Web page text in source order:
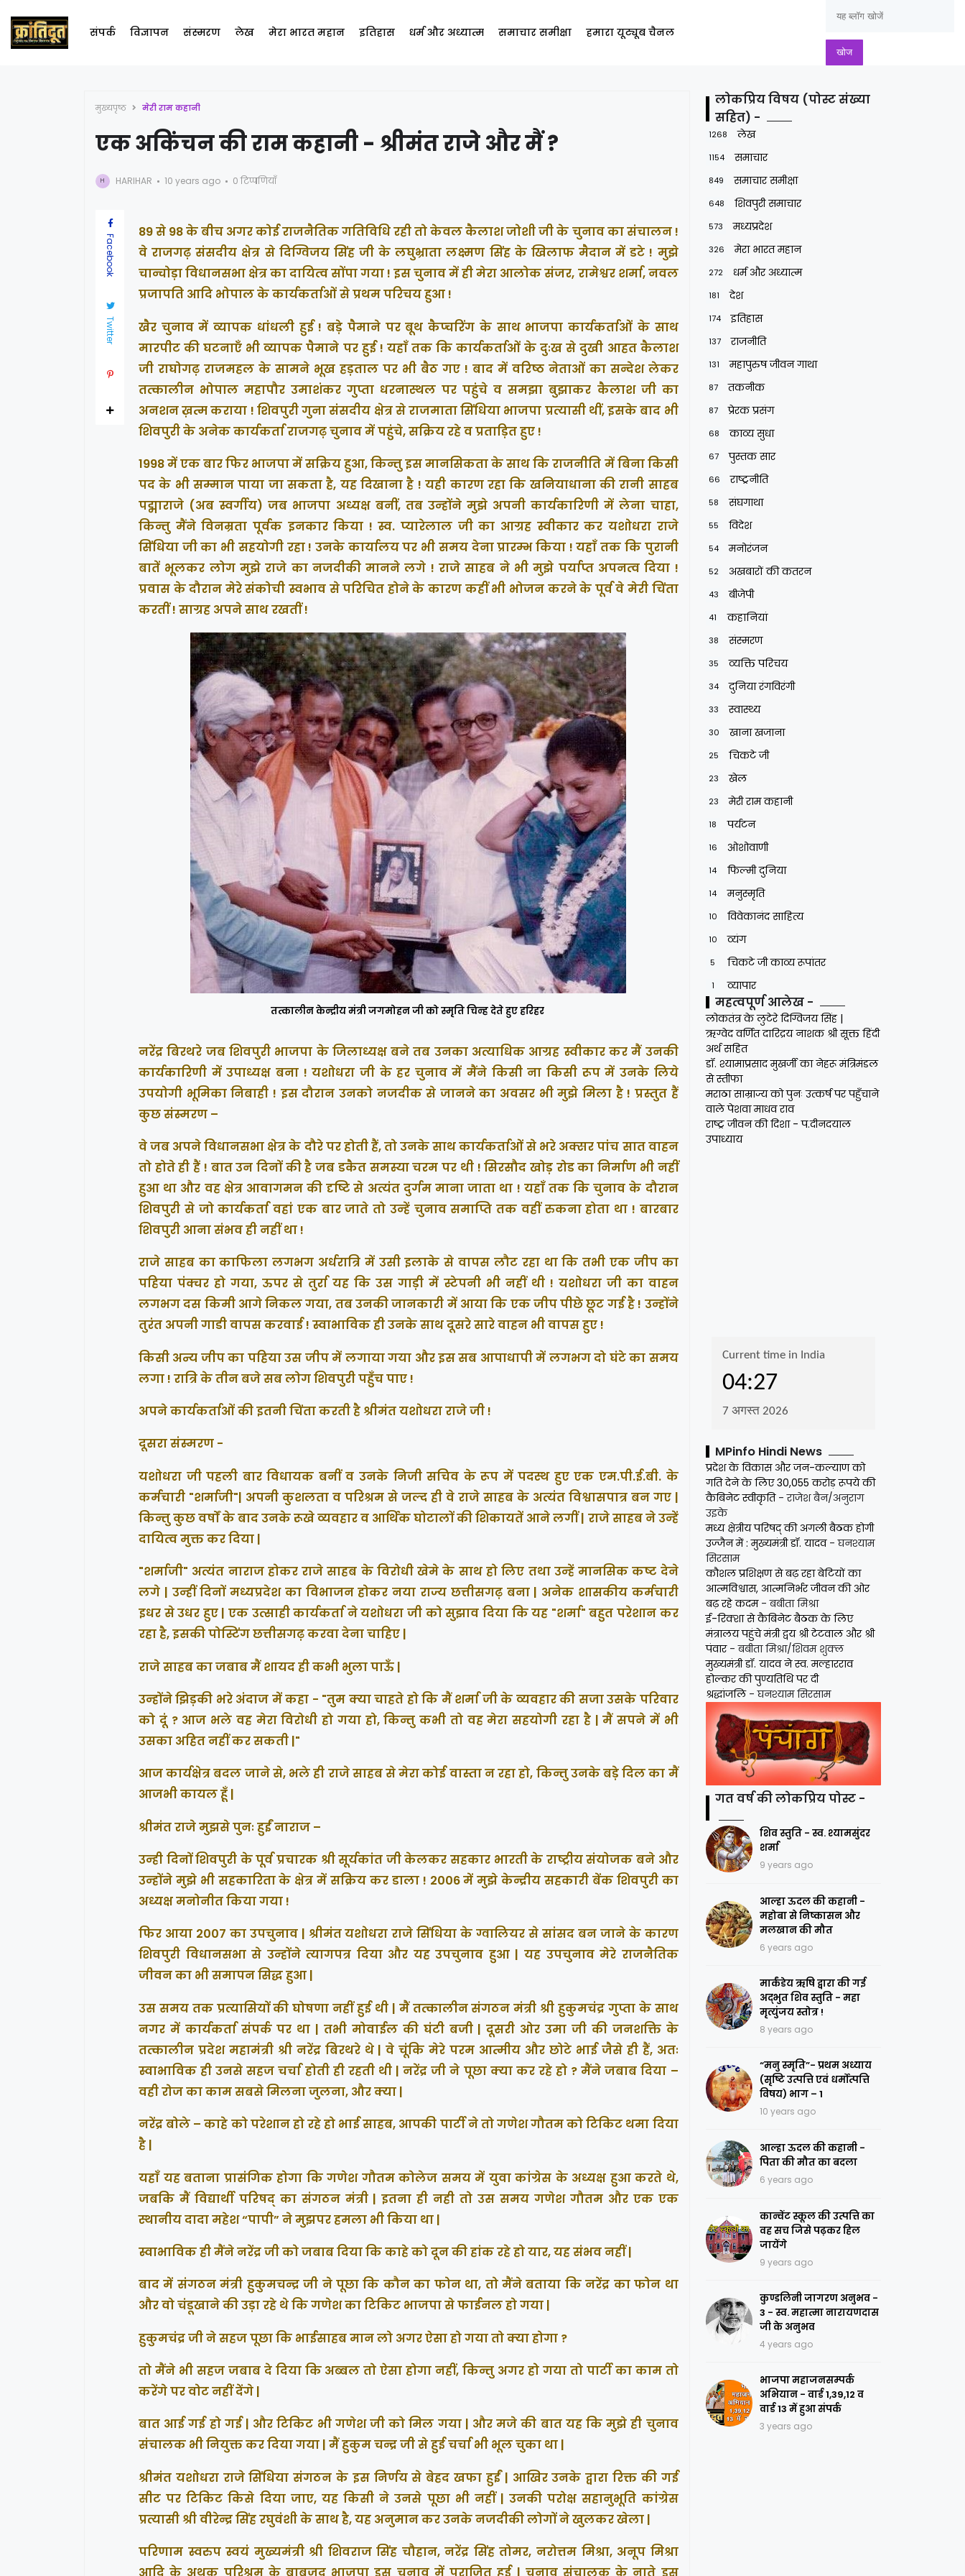
संपर्क विज्ञापन संस्मरण लेख मेरा भारत महान इतिहास धर्म और अध्यात्म समाचार समीक्षा हमारा यूट्यूब चैनल
मुख्यपृष्ठ मेरी राम कहानी
एक अकिंचन की राम कहानी - श्रीमंत राजे और मैं ?
H HARIHAR 10 years ago 0 टिप्पणियाँ
89 से 98 के बीच अगर कोई राजनैतिक गतिविधि रही तो केवल कैलाश जोशी जी के चुनाव का संचालन !
वे राजगढ़ संसदीय क्षेत्र से दिग्विजय सिंह जी के लघुभ्राता लक्ष्मण सिंह के खिलाफ मैदान में डटे ! मुझे
चान्चोड़ा विधानसभा क्षेत्र का दायित्व सोंपा गया ! इस चुनाव में ही मेरा आलोक संजर, रामेश्वर शर्मा, नवल
प्रजापति आदि भोपाल के कार्यकर्ताओं से प्रथम परिचय हुआ !
खैर चुनाव में व्यापक धांधली हुई ! बड़े पैमाने पर बूथ कैप्चरिंग के साथ भाजपा कार्यकर्ताओं के साथ
मारपीट की घटनाएँ भी व्यापक पैमाने पर हुई ! यहाँ तक कि कार्यकर्ताओं के दुःख से दुखी आहत कैलाश
जी राघोगढ़ राजमहल के सामने भूख हड़ताल पर भी बैठ गए ! बाद में वरिष्ठ नेताओं का सन्देश लेकर
तत्कालीन भोपाल महापौर उमाशंकर गुप्ता धरनास्थल पर पहुंचे व समझा बुझाकर कैलाश जी का
अनशन ख़त्म कराया ! शिवपुरी गुना संसदीय क्षेत्र से राजमाता सिंधिया भाजपा प्रत्यासी थीं, इसके बाद भी
शिवपुरी के अनेक कार्यकर्ता राजगढ़ चुनाव में पहुंचे, सक्रिय रहे व प्रताड़ित हुए !
1998 में एक बार फिर भाजपा में सक्रिय हुआ, किन्तु इस मानसिकता के साथ कि राजनीति में बिना किसी
पद के भी सम्मान पाया जा सकता है, यह दिखाना है ! यही कारण रहा कि खनियाधाना की रानी साहब
पद्माराजे (अब स्वर्गीय) जब भाजपा अध्यक्ष बनीं, तब उन्होंने मुझे अपनी कार्यकारिणी में लेना चाहा,
किन्तु मैंने विनम्रता पूर्वक इनकार किया ! स्व. प्यारेलाल जी का आग्रह स्वीकार कर यशोधरा राजे
सिंधिया जी का भी सहयोगी रहा ! उनके कार्यालय पर भी समय देना प्रारम्भ किया ! यहाँ तक कि पुरानी
बातें भूलकर लोग मुझे राजे का नजदीकी मानने लगे ! राजे साहब ने भी मुझे पर्याप्त अपनत्व दिया !
प्रवास के दौरान मेरे संकोची स्वभाव से परिचित होने के कारण कहीं भी भोजन करने के पूर्व वे मेरी चिंता
करतीं ! साग्रह अपने साथ रखतीं !
तत्कालीन केन्द्रीय मंत्री जगमोहन जी को स्मृति चिन्ह देते हुए हरिहर
नरेंद्र बिरथरे जब शिवपुरी भाजपा के जिलाध्यक्ष बने तब उनका अत्याधिक आग्रह स्वीकार कर मैं उनकी
कार्यकारिणी में उपाध्यक्ष बना ! यशोधरा जी के हर चुनाव में मैंने किसी ना किसी रूप में उनके लिये
उपयोगी भूमिका निबाही ! इस दौरान उनको नजदीक से जानने का अवसर भी मुझे मिला है ! प्रस्तुत हैं
कुछ संस्मरण –
वे जब अपने विधानसभा क्षेत्र के दौरे पर होती हैं, तो उनके साथ कार्यकर्ताओं से भरे अक्सर पांच सात वाहन
तो होते ही हैं ! बात उन दिनों की है जब डकैत समस्या चरम पर थी ! सिरसौद खोड़ रोड का निर्माण भी नहीं
हुआ था और वह क्षेत्र आवागमन की दृष्टि से अत्यंत दुर्गम माना जाता था ! यहाँ तक कि चुनाव के दौरान
शिवपुरी से जो कार्यकर्ता वहां एक बार जाते तो उन्हें चुनाव समाप्ति तक वहीं रुकना होता था ! बारबार
शिवपुरी आना संभव ही नहीं था !
राजे साहब का काफिला लगभग अर्धरात्रि में उसी इलाके से वापस लौट रहा था कि तभी एक जीप का
पहिया पंक्चर हो गया, ऊपर से तुर्रा यह कि उस गाड़ी में स्टेपनी भी नहीं थी ! यशोधरा जी का वाहन
लगभग दस किमी आगे निकल गया, तब उनकी जानकारी में आया कि एक जीप पीछे छूट गई है ! उन्होंने
तुरंत अपनी गाडी वापस करवाई ! स्वाभाविक ही उनके साथ दूसरे सारे वाहन भी वापस हुए !
किसी अन्य जीप का पहिया उस जीप में लगाया गया और इस सब आपाधापी में लगभग दो घंटे का समय
लगा ! रात्रि के तीन बजे सब लोग शिवपुरी पहुँच पाए !
अपने कार्यकर्ताओं की इतनी चिंता करती है श्रीमंत यशोधरा राजे जी !
दूसरा संस्मरण -
यशोधरा जी पहली बार विधायक बनीं व उनके निजी सचिव के रूप में पदस्थ हुए एक एम.पी.ई.बी. के
कर्मचारी "शर्माजी"| अपनी कुशलता व परिश्रम से जल्द ही वे राजे साहब के अत्यंत विश्वासपात्र बन गए |
किन्तु कुछ वर्षों के बाद उनके रूखे व्यवहार व आर्थिक घोटालों की शिकायतें आने लगीं | राजे साहब ने उन्हें
दायित्व मुक्त कर दिया |
"शर्माजी" अत्यंत नाराज होकर राजे साहब के विरोधी खेमे के साथ हो लिए तथा उन्हें मानसिक कष्ट देने
लगे | उन्हीं दिनों मध्यप्रदेश का विभाजन होकर नया राज्य छत्तीसगढ़ बना | अनेक शासकीय कर्मचारी
इधर से उधर हुए | एक उत्साही कार्यकर्ता ने यशोधरा जी को सुझाव दिया कि यह "शर्मा" बहुत परेशान कर
रहा है, इसकी पोस्टिंग छत्तीसगढ़ करवा देना चाहिए |
राजे साहब का जबाब मैं शायद ही कभी भुला पाऊँ |
उन्होंने झिड़की भरे अंदाज में कहा - "तुम क्या चाहते हो कि मैं शर्मा जी के व्यवहार की सजा उसके परिवार
को दूं ? आज भले वह मेरा विरोधी हो गया हो, किन्तु कभी तो वह मेरा सहयोगी रहा है | मैं सपने में भी
उसका अहित नहीं कर सकती |"
आज कार्यक्षेत्र बदल जाने से, भले ही राजे साहब से मेरा कोई वास्ता न रहा हो, किन्तु उनके बड़े दिल का मैं
आजभी कायल हूँ |
श्रीमंत राजे मुझसे पुनः हुईं नाराज –
उन्ही दिनों शिवपुरी के पूर्व प्रचारक श्री सूर्यकांत जी केलकर सहकार भारती के राष्ट्रीय संयोजक बने और
उन्होंने मुझे भी सहकारिता के क्षेत्र में सक्रिय कर डाला ! 2006 में मुझे केन्द्रीय सहकारी बेंक शिवपुरी का
अध्यक्ष मनोनीत किया गया !
फिर आया 2007 का उपचुनाव | श्रीमंत यशोधरा राजे सिंधिया के ग्वालियर से सांसद बन जाने के कारण
शिवपुरी विधानसभा से उन्होंने त्यागपत्र दिया और यह उपचुनाव हुआ | यह उपचुनाव मेरे राजनैतिक
जीवन का भी समापन सिद्ध हुआ |
उस समय तक प्रत्यासियों की घोषणा नहीं हुई थी | मैं तत्कालीन संगठन मंत्री श्री हुकुमचंद्र गुप्ता के साथ
नगर में कार्यकर्ता संपर्क पर था | तभी मोवाईल की घंटी बजी | दूसरी ओर उमा जी की जनशक्ति के
तत्कालीन प्रदेश महामंत्री श्री नरेंद्र बिरथरे थे | वे चूंकि मेरे परम आत्मीय और छोटे भाई जैसे ही हैं, अतः
स्वाभाविक ही उनसे सहज चर्चा होती ही रहती थी | नरेंद्र जी ने पूछा क्या कर रहे हो ? मैंने जबाब दिया –
वही रोज का काम सबसे मिलना जुलना, और क्या |
नरेंद्र बोले – काहे को परेशान हो रहे हो भाई साहब, आपकी पार्टी ने तो गणेश गौतम को टिकिट थमा दिया
है |
यहाँ यह बताना प्रासंगिक होगा कि गणेश गौतम कोलेज समय में युवा कांग्रेस के अध्यक्ष हुआ करते थे,
जबकि मैं विद्यार्थी परिषद् का संगठन मंत्री | इतना ही नही तो उस समय गणेश गौतम और एक एक
स्थानीय दादा महेश “पापी” ने मुझपर हमला भी किया था |
स्वाभाविक ही मैंने नरेंद्र जी को जबाब दिया कि काहे को दून की हांक रहे हो यार, यह संभव नहीं |
बाद में संगठन मंत्री हुकुमचन्द्र जी ने पूछा कि कौन का फोन था, तो मैंने बताया कि नरेंद्र का फोन था
और वो चंडूखाने की उड़ा रहे थे कि गणेश का टिकिट भाजपा से फाईनल हो गया |
हुकुमचंद्र जी ने सहज पूछा कि भाईसाहब मान लो अगर ऐसा हो गया तो क्या होगा ?
तो मैंने भी सहज जबाब दे दिया कि अब्बल तो ऐसा होगा नहीं, किन्तु अगर हो गया तो पार्टी का काम तो
करेंगे पर वोट नहीं देंगे |
बात आई गई हो गई | और टिकिट भी गणेश जी को मिल गया | और मजे की बात यह कि मुझे ही चुनाव
संचालक भी नियुक्त कर दिया गया | मैं हुकुम चन्द्र जी से हुई चर्चा भी भूल चुका था |
श्रीमंत यशोधरा राजे सिंधिया संगठन के इस निर्णय से बेहद खफा हुईं | आखिर उनके द्वारा रिक्त की गई
सीट पर टिकिट किसे दिया जाए, यह किसी ने उनसे पूछा भी नहीं | उनकी परोक्ष सहानुभूति कांग्रेस
प्रत्यासी श्री वीरेन्द्र सिंह रघुवंशी के साथ है, यह अनुमान कर उनके नजदीकी लोगों ने खुलकर खेला |
परिणाम स्वरुप स्वयं मुख्यमंत्री श्री शिवराज सिंह चौहान, नरेंद्र सिंह तोमर, नरोत्तम मिश्रा, अनूप मिश्रा
Facebook
Twitter
लोकप्रिय विषय (पोस्ट संख्या
सहित) -
1268 लेख
1154 समाचार
849 समाचार समीक्षा
648 शिवपुरी समाचार
573 मध्यप्रदेश
326 मेरा भारत महान
272 धर्म और अध्यात्म
181 देश
174 इतिहास
137 राजनीति
131 महापुरुष जीवन गाथा
87 तकनीक
87 प्रेरक प्रसंग
68 काव्य सुधा
67 पुस्तक सार
66 राष्ट्रनीति
58 संघगाथा
55 विदेश
54 मनोरंजन
52 अखबारों की कतरन
43 बीजेपी
41 कहानियां
38 संस्मरण
35 व्यक्ति परिचय
34 दुनिया रंगविरंगी
33 स्वास्थ्य
30 खाना खजाना
25 चिकटे जी
23 खेल
23 मेरी राम कहानी
18 पर्यटन
16 ओशोवाणी
14 फिल्मी दुनिया
14 मनुस्मृति
10 विवेकानंद साहित्य
10 व्यंग
5 चिकटे जी काव्य रूपांतर
1 व्यापार
महत्वपूर्ण आलेख -
लोकतंत्र के लुटेरे दिग्विजय सिंह |
ऋग्वेद वर्णित दारिद्रय नाशक श्री सूक्त हिंदी
अर्थ सहित
डॉ. श्यामाप्रसाद मुखर्जी का नेहरू मंत्रिमंडल
से स्तीफा
मराठा साम्राज्य को पुनः उत्कर्ष पर पहुँचाने
वाले पेशवा माधव राव
राष्ट्र जीवन की दिशा - प.दीनदयाल
उपाध्याय
MPinfo Hindi News
प्रदेश के विकास और जन-कल्याण को
गति देने के लिए 30,055 करोड़ रूपये की
कैबिनेट स्वीकृति- राजेश बैन/अनुराग
उइके
मध्य क्षेत्रीय परिषद् की अगली बैठक होगी
उज्जैन में : मुख्यमंत्री डॉ. यादव- घनश्याम
सिरसाम
कौशल प्रशिक्षण से बढ़ रहा बेटियों का
आत्मविश्वास, आत्मनिर्भर जीवन की ओर
बढ़ रहे कदम- बबीता मिश्रा
ई-रिक्शा से कैबिनेट बैठक के लिए
मंत्रालय पहुंचे मंत्री द्वय श्री टेटवाल और श्री
पंवार- बबीता मिश्रा/शिवम शुक्ल
मुख्यमंत्री डॉ. यादव ने स्व. मल्हारराव
होल्कर की पुण्यतिथि पर दी
श्रद्धांजलि- घनश्याम सिरसाम
गत वर्ष की लोकप्रिय पोस्ट -
शिव स्तुति - स्व. श्यामसुंदर
शर्मा
9 years ago
आल्हा ऊदल की कहानी -
महोबा से निष्कासन और
मलखान की मौत
6 years ago
मार्कंडेय ऋषि द्वारा की गई
अद्भुत शिव स्तुति - महा
मृत्युंजय स्तोत्र !
8 years ago
“मनु स्मृति”- प्रथम अध्याय
(सृष्टि उत्पत्ति एवं धर्मोत्पत्ति
विषय) भाग – 1
10 years ago
आल्हा ऊदल की कहानी -
पिता की मौत का बदला
6 years ago
कान्वेंट स्कूल की उत्पत्ति का
वह सच जिसे पढ़कर हिल
जायेंगे
9 years ago
कुण्डलिनी जागरण अनुभव -
3 - स्व. महात्मा नारायणदास
जी के अनुभव
4 years ago
भाजपा महाजनसम्पर्क
अभियान - वार्ड 1,39,12 व
वार्ड 13 में हुआ संपर्क
3 years ago